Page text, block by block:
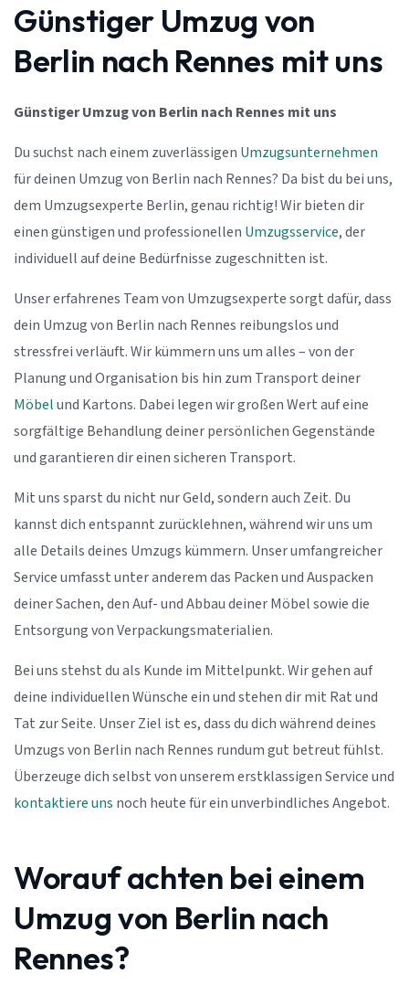
Günstiger Umzug von
Berlin nach Rennes mit uns
Günstiger Umzug von Berlin nach Rennes mit uns
Du suchst nach einem zuverlässigen Umzugsunternehmen
für deinen Umzug von Berlin nach Rennes? Da bist du bei uns,
dem Umzugsexperte Berlin, genau richtig! Wir bieten dir
einen günstigen und professionellen Umzugsservice, der
individuell auf deine Bedürfnisse zugeschnitten ist.
Unser erfahrenes Team von Umzugsexperte sorgt dafür, dass
dein Umzug von Berlin nach Rennes reibungslos und
stressfrei verläuft. Wir kümmern uns um alles – von der
Planung und Organisation bis hin zum Transport deiner
Möbelund Kartons. Dabei legen wir großen Wert auf eine
sorgfältige Behandlung deiner persönlichen Gegenstände
und garantieren dir einen sicheren Transport.
Mit uns sparst du nicht nur Geld, sondern auch Zeit. Du
kannst dich entspannt zurücklehnen, während wir uns um
alle Details deines Umzugs kümmern. Unser umfangreicher
Service umfasst unter anderem das Packen und Auspacken
deiner Sachen, den Auf- und Abbau deiner Möbel sowie die
Entsorgung von Verpackungsmaterialien.
Bei uns stehst du als Kunde im Mittelpunkt. Wir gehen auf
deine individuellen Wünsche ein und stehen dir mit Rat und
Tat zur Seite. Unser Ziel ist es, dass du dich während deines
Umzugs von Berlin nach Rennes rundum gut betreut fühlst.
Überzeuge dich selbst von unserem erstklassigen Service und
kontaktiere uns noch heute für ein unverbindliches Angebot.
Worauf achten bei einem
Umzug von Berlin nach
Rennes?